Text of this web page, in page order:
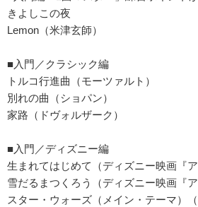
きよしこの夜
Lemon（米津玄師）
■入門／クラシック編
トルコ行進曲（モーツァルト）
別れの曲（ショパン）
家路（ドヴォルザーク）
■入門／ディズニー編
生まれてはじめて（ディズニー映画『
雪だるまつくろう（ディズニー映画『
スター・ウォーズ（メイン・テーマ）